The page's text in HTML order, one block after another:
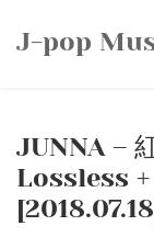
J-pop
JUNNA –
Lossless